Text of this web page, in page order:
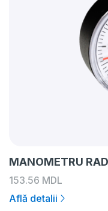
MANOMETRU
153.56 MDL
Află detalii